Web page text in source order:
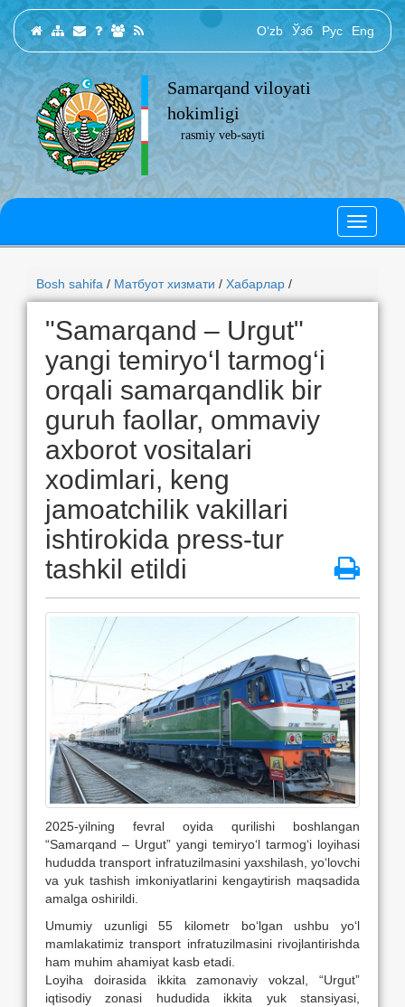
O‘zb Ўзб Рус Eng
Samarqand viloyati
hokimligi
rasmiy veb-sayti
Bosh sahifa / Матбуот хизмати / Хабарлар /
"Samarqand – Urgut"
yangi temiryo‘l tarmog‘i
orqali samarqandlik bir
guruh faollar, ommaviy
axborot vositalari
xodimlari, keng
jamoatchilik vakillari
ishtirokida press-tur
tashkil etildi
2025-yilning fevral oyida qurilishi boshlangan
“Samarqand – Urgut” yangi temiryo‘l tarmog‘i loyihasi
hududda transport infratuzilmasini yaxshilash, yo‘lovchi
va yuk tashish imkoniyatlarini kengaytirish maqsadida
amalga oshirildi.
Umumiy uzunligi 55 kilometr bo‘lgan ushbu yo‘l
mamlakatimiz transport infratuzilmasini rivojlantirishda
ham muhim ahamiyat kasb etadi.
Loyiha doirasida ikkita zamonaviy vokzal, “Urgut”
iqtisodiy zonasi hududida ikkita yuk stansiyasi,